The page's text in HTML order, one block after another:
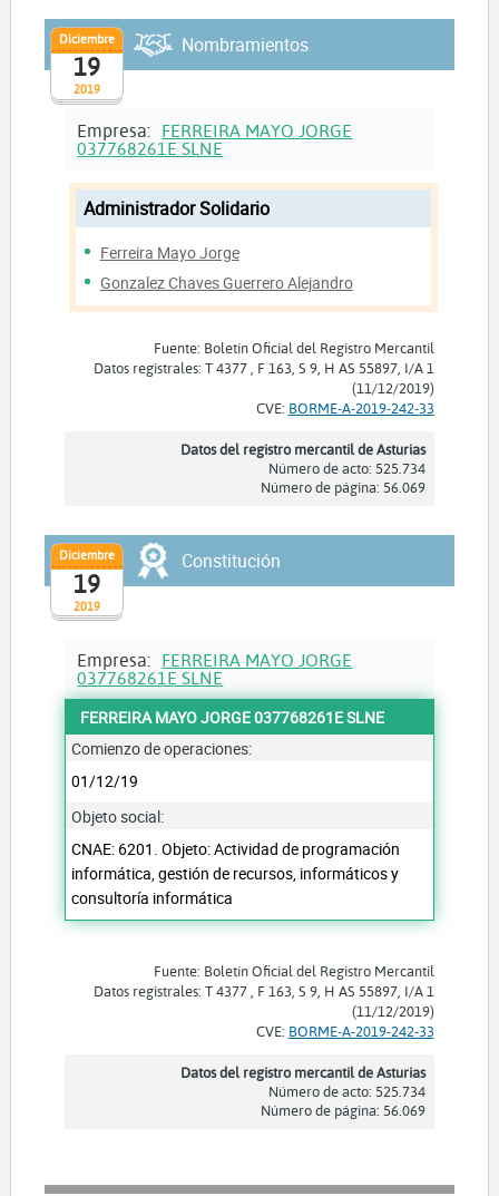
2019
Diciembre
19
Nombramientos
Empresa: FERREIRA MAYO JORGE
037768261E SLNE
Administrador Solidario
Ferreira Mayo Jorge
Gonzalez Chaves Guerrero Alejandro
Fuente: Boletín Oficial del Registro Mercantil
Datos registrales: T 4377 , F 163, S 9, H AS 55897, I/A 1
(11/12/2019)
CVE: BORME-A-2019-242-33
Datos del registro mercantil de Asturias
Número de acto: 525.734
Número de página: 56.069
2019
Diciembre
19
Constitución
Empresa: FERREIRA MAYO JORGE
037768261E SLNE
FERREIRA MAYO JORGE 037768261E SLNE
Comienzo de operaciones:
01/12/19
Objeto social:
CNAE: 6201. Objeto: Actividad de programación
informática, gestión de recursos, informáticos y
consultoría informática
Fuente: Boletín Oficial del Registro Mercantil
Datos registrales: T 4377 , F 163, S 9, H AS 55897, I/A 1
(11/12/2019)
CVE: BORME-A-2019-242-33
Datos del registro mercantil de Asturias
Número de acto: 525.734
Número de página: 56.069